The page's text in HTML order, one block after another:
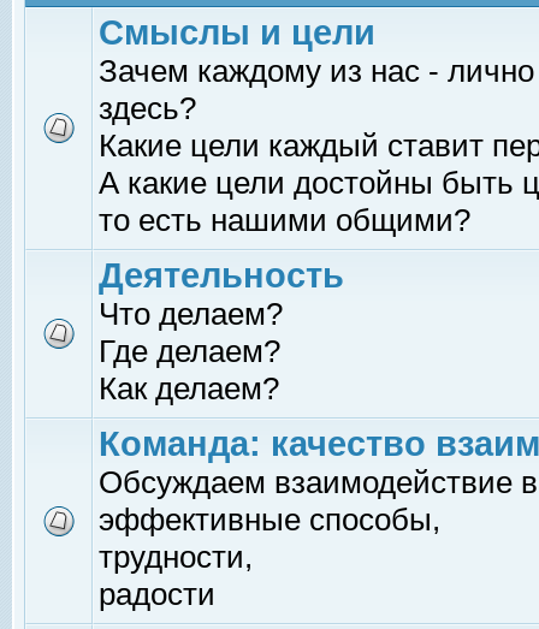
Смыслы и цели
Зачем каждому из нас -
здесь?
Какие цели каждый ставит
А какие цели достойны быть
то есть нашими общими?
Деятельность
Что делаем?
Где делаем?
Как делаем?
Команда: качество
Обсуждаем взаимодействие
эффективные способы,
трудности,
радости